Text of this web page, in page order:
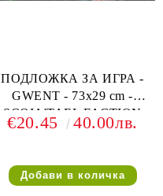
ПОДЛОЖКА ЗА ИГРА -
GWENT - 73х29 cm -
SCOIA'TAEL FACTION
PLAYMAT (ЗА 1 ИГРАЧ)
€20.45 40.00лв.